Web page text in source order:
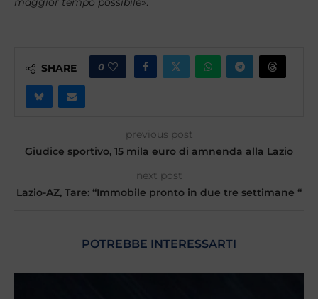
SHARE 0
previous post
Giudice sportivo, 15 mila euro di amnenda alla Lazio
next post
Lazio-AZ, Tare: “Immobile pronto in due tre settimane “
POTREBBE INTERESSARTI